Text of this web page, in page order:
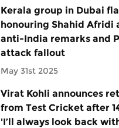
Kerala group in Dubai
honouring Shahid Afridi
anti-India remarks and
attack fallout
May 31st 2025
Virat Kohli announces
from Test Cricket after
'I’ll always look back